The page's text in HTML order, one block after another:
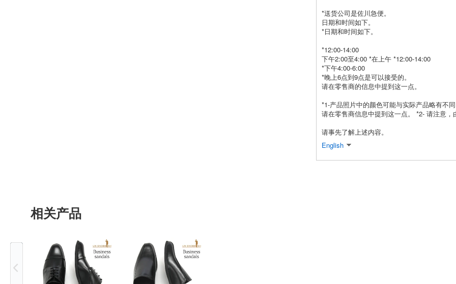
*送货公司是佐川急便。
日期和时间如下。
*日期和时间如下。
*12:00-14:00
下午2:00至4:00 *在上午 *12:00-14:00
*下午4:00-6:00
*晚上6点到9点是可以接受的。
请在零售商的信息中提到这一点。
*1-产品照片中的颜色可能与实际产品略有不
请在零售商信息中提到这一点。 *2- 请注意
请事先了解上述内容。
English
相关产品